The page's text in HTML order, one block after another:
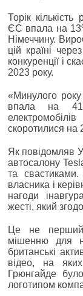
Торік
ЄС впала на
Німеччину.
цій країні
конкуренції і
2023 року.
«Минулого року
впала на
скоротилися на
Як повідомляв
автосалону
та
власника і
нагоди
жесті, який
Це не перший
мішенню для
британські
відео, на
Грюнгайде
логотипом